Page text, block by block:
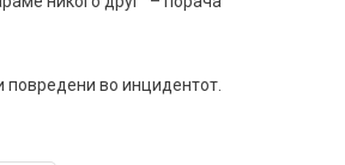
повредени во инцидентот.